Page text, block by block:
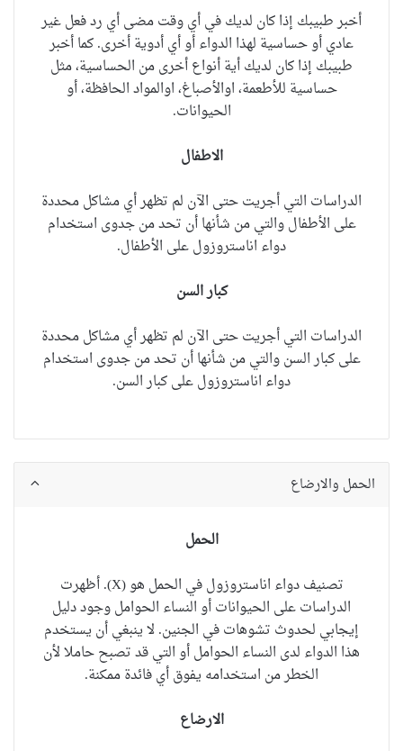
أخبر طبيبك إذا كان لديك في أي وقت مضى أي رد فعل غير
عادي أو حساسية لهذا الدواء أو أي أدوية أخرى.كما أخبر
طبيبك إذا كان لديك أية أنواع أخرى من الحساسية، مثل
حساسية للأطعمة، اوالأصباغ، اوالمواد الحافظة، أو
الحيوانات.
الاطفال
الدراسات التي أجريت حتى الآن لم تظهر أي مشاكل محددة
على الأطفال والتي من شأنها أن تحد من جدوى استخدام
دواء اناستروزول على الأطفال.
كبار السن
الدراسات التي أجريت حتى الآن لم تظهر أي مشاكل محددة
على كبار السن والتي من شأنها أن تحد من جدوى استخدام
دواء اناستروزول على كبار السن.
الحمل والارضاع
الحمل
تصنيفدواء اناستروزول
في الحمل هو (X). أظهرت
الدراسات على الحيوانات أو النساء الحوامل وجود دليل
إيجابي لحدوث تشوهات في الجنين. لا ينبغي أن يستخدم
هذا الدواء لدى النساء الحوامل أو التي قد تصبح حاملا لأن
الخطر من استخدامه يفوق أي فائدة ممكنة.
الارضاع